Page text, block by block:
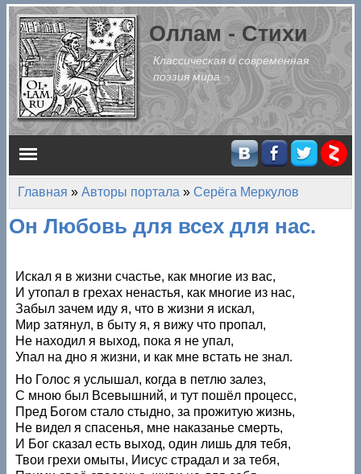
Перейти к основному содержанию
Оллам - Стихи
Классическая и современная
поэзия мира
Главное меню
Вы здесь
Главная » Авторы портала » Серёга Меркулов
Он Любовь для всех для нас.
Искал я в жизни счастье, как многие из вас,
И утопал в грехах ненастья, как многие из нас,
Забыл зачем иду я, что в жизни я искал,
Мир затянул, в быту я, я вижу что пропал,
Не находил я выход, пока я не упал,
Упал на дно я жизни, и как мне встать не знал.
Но Голос я услышал, когда в петлю залез,
С мною был Всевышний, и тут пошёл процесс,
Пред Богом стало стыдно, за прожитую жизнь,
Не видел я спасенья, мне наказанье смерть,
И Бог сказал есть выход, один лишь для тебя,
Твои грехи омыты, Иисус страдал и за тебя,